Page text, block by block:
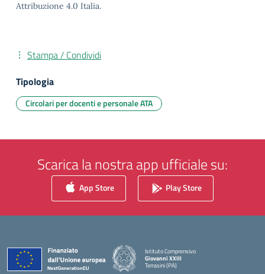
Attribuzione 4.0 Italia.
Stampa / Condividi
Tipologia
Circolari per docenti e personale ATA
Scarica la nostra app ufficiale su:
App Store Play Store
Istituto Comprensivo
Giovanni XXIII
Terrasini (PA)